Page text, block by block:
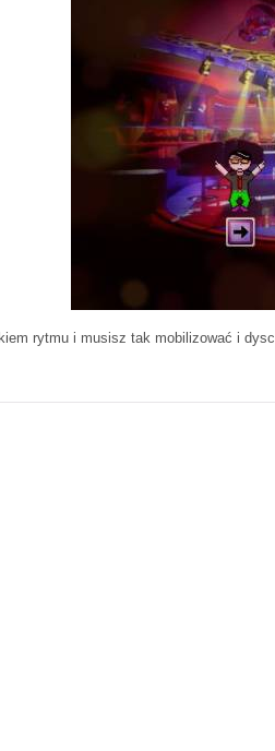
rytmu i musisz tak mobilizować i dysc